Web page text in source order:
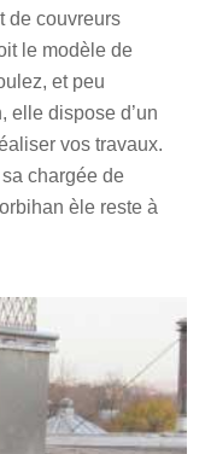
de couvreurs
le modèle de
et peu
elle dispose d’un
vos travaux.
chargée de
èle reste à